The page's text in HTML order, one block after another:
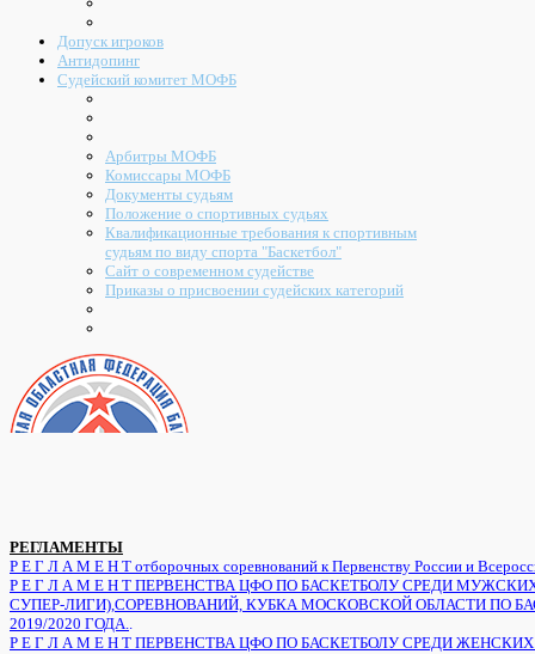
Допуск игроков
Антидопинг
Судейский комитет МОФБ
Арбитры МОФБ
Комиссары МОФБ
Документы судьям
Положение о спортивных судьях
Квалификационные требования к спортивным
судьям по виду спорта "Баскетбол"
Сайт о современном судействе
Приказы о присвоении судейских категорий
РЕГЛАМЕНТЫ
Р Е Г Л А М Е Н Т отборочных соревнований к Первенству России и
Р Е Г Л А М Е Н Т ПЕРВЕНСТВА ЦФО ПО БАСКЕТБОЛУ СРЕДИ
СУПЕР-ЛИГИ),СОРЕВНОВАНИЙ, КУБКА МОСКОВСКОЙ ОБЛАСТИ ПО
2019/2020 ГОДА..
Р Е Г Л А М Е Н Т ПЕРВЕНСТВА ЦФО ПО БАСКЕТБОЛУ СРЕДИ